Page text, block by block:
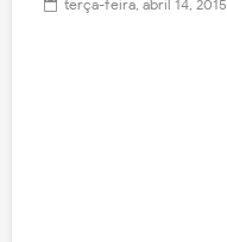
terça-feira, abril 14, 2015